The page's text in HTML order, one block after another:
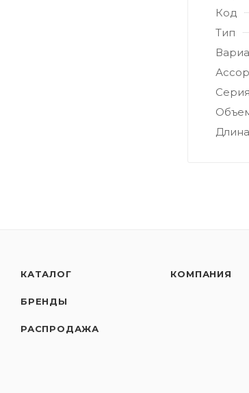
Код
Тип
Серия
КАТАЛОГ
БРЕНДЫ
РАСПРОДАЖА
КОМПАНИЯ